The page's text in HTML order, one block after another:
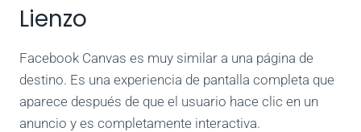
Lienzo
Facebook Canvas es muy similar a una página de
destino. Es una experiencia de pantalla completa que
aparece después de que el usuario hace clic en un
anuncio y es completamente interactiva.